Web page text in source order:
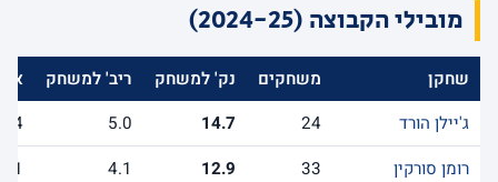
מובילי הקבוצה (2024-25)
שחקן משחקים נק' למשחק ריב' למשחק
ג'יילן הורד
24
14.7
5.0
1.4
רומן סורקין
33
12.9
4.1
1.1